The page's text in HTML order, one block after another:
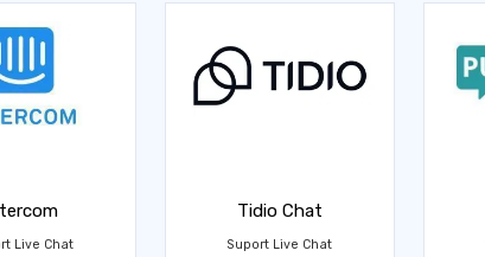
Live Chat
Tidio Chat
Suport Live Chat